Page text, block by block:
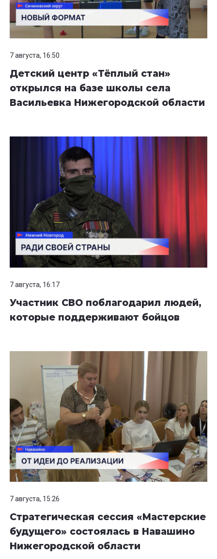
7 августа, 16:50
Детский центр «Тёплый стан»
открылся на базе школы села
Васильевка Нижегородской области
7 августа, 16:17
Участник СВО поблагодарил людей,
которые поддерживают бойцов
7 августа, 15:26
Стратегическая сессия «Мастерские
будущего» состоялась в Навашино
Нижегородской области